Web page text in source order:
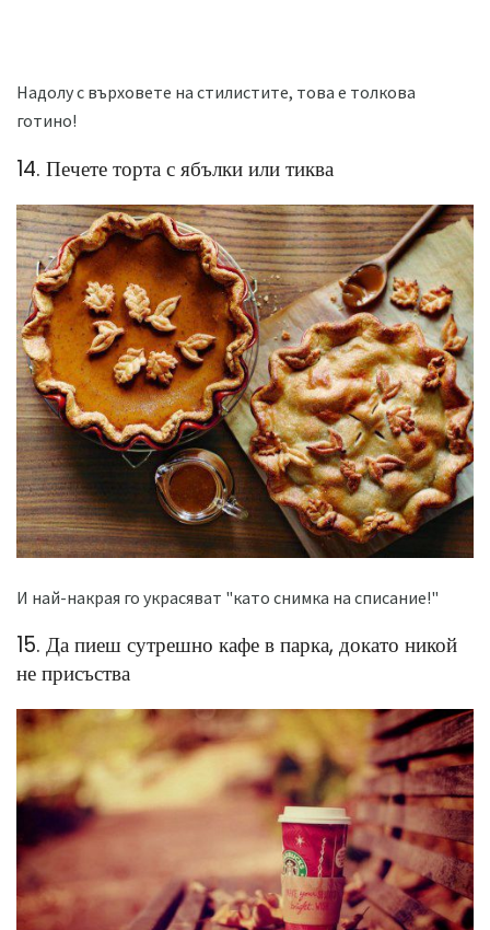
Надолу с върховете на стилистите, това е толкова
готино!
14. Печете торта с ябълки или тиква
И най-накрая го украсяват "като снимка на списание!"
15. Да пиеш сутрешно кафе в парка, докато никой
не присъства